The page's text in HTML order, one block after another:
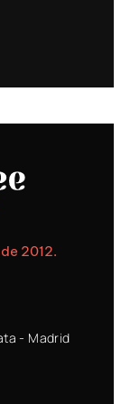
2012.
- Madrid